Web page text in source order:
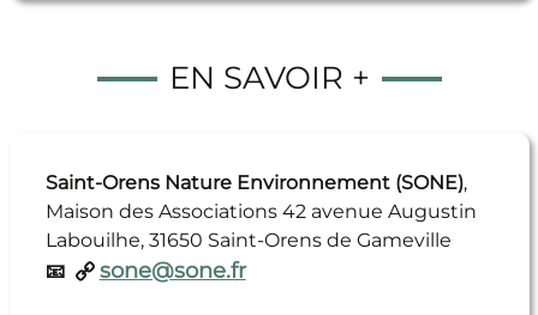
EN SAVOIR +
Saint-Orens Nature Environnement (SONE),
Maison des Associations 42 avenue Augustin
Labouilhe, 31650 Saint-Orens de Gameville
📧
sone@sone.fr